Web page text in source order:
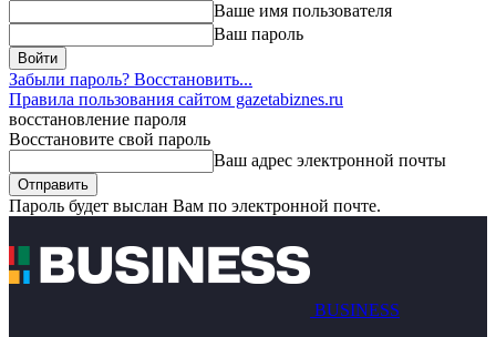
Ваше имя пользователя
Ваш пароль
Забыли пароль? Восстановить...
Правила пользования сайтом gazetabiznes.ru
восстановление пароля
Восстановите свой пароль
Ваш адрес электронной почты
Пароль будет выслан Вам по электронной почте.
BUSINESS